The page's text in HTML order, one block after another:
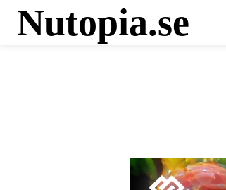
Nutopia.se